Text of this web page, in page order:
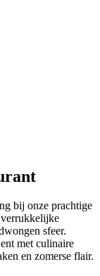
bij onze prachtige
sfeer.
met culinaire
en zomerse flair.